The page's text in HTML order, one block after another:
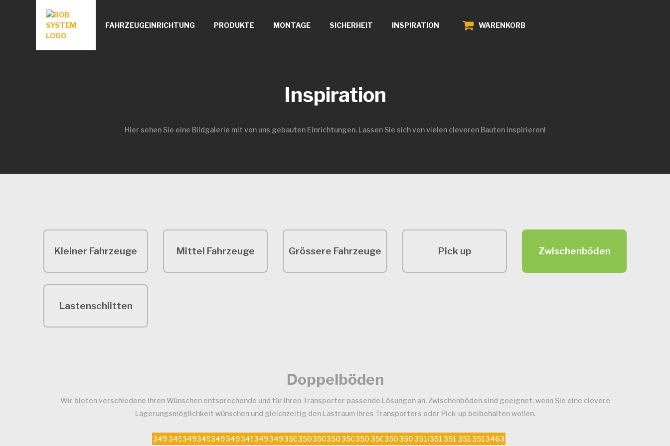
FAHRZEUGEINRICHTUNG PRODUKTE MONTAGE SICHERHEIT INSPIRATION WARENKORB
Inspiration
Hier sehen Sie eine Bildgalerie mit von uns gebauten Einrichtungen. Lassen Sie sich von vielen cleveren Bauten inspirieren!
Kleiner Fahrzeuge Mittel Fahrzeuge Grössere Fahrzeuge Pick up Zwischenböden
Lastenschlitten
Doppelböden
Wir bieten verschiedene Ihren Wünschen entsprechende und für Ihren Transporter passende Lösungen an. Zwischenböden sind geeignet, wenn Sie eine clevere
Lagerungsmöglichkeit wünschen und gleichzeitig den Lastraum Ihres Transporters oder Pick-up beibehalten wollen.
349634913492349334943495349734983499350135023503350435053506350735083509351035113512351335143463